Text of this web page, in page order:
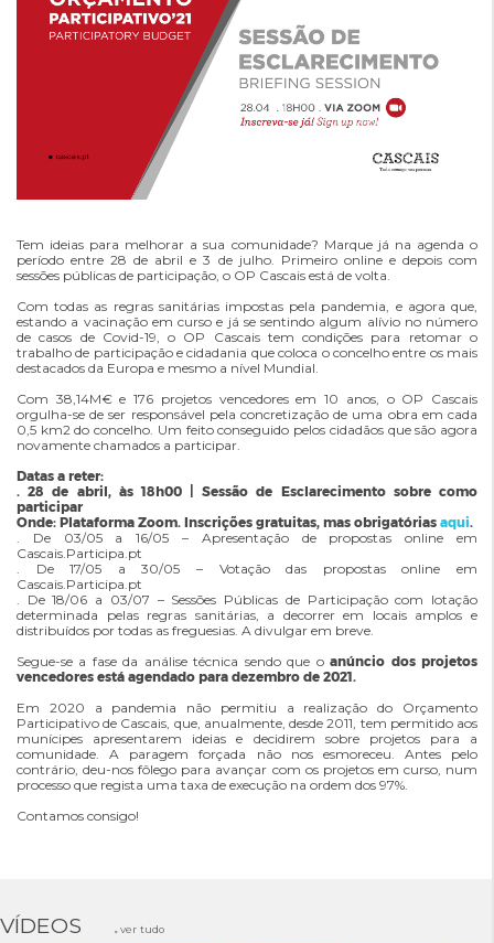
Planeamento Estratégico
Cascais Próxima
Governação
Sociedade & Educação
Jornal C
VIVER
TEMPOS LIVRES
INVESTIR EM CASCAIS
SERVIÇOS
Tem ideias para melhorar a sua comunidade? Marque já na agenda o
período entre 28 de abril e 3 de julho. Primeiro online e depois com
sessões públicas de participação, o OP Cascais está de volta.
Com todas as regras sanitárias impostas pela pandemia, e agora que,
estando a vacinação em curso e já se sentindo algum alívio no número
de casos de Covid-19, o OP Cascais tem condições para retomar o
trabalho de participação e cidadania que coloca o concelho entre os mais
destacados da Europa e mesmo a nível Mundial.
Com 38,14M€ e 176 projetos vencedores em 10 anos, o OP Cascais
orgulha-se de ser responsável pela concretização de uma obra em cada
0,5 km2 do concelho. Um feito conseguido pelos cidadãos que são agora
novamente chamados a participar.
Datas a reter:
. 28 de abril, às 18h00 | Sessão de Esclarecimento sobre como
participar
Onde: Plataforma Zoom. Inscrições gratuitas, mas obrigatórias aqui.
. De 03/05 a 16/05 – Apresentação de propostas online em
Cascais.Participa.pt
. De 17/05 a 30/05 – Votação das propostas online em
Cascais.Participa.pt
. De 18/06 a 03/07 – Sessões Públicas de Participação com lotação
determinada pelas regras sanitárias, a decorrer em locais amplos e
distribuídos por todas as freguesias. A divulgar em breve.
Segue-se a fase da análise técnica sendo que o anúncio dos projetos
vencedores está agendado para dezembro de 2021.
Em 2020 a pandemia não permitiu a realização do Orçamento
Participativo de Cascais, que, anualmente, desde 2011, tem permitido aos
munícipes apresentarem ideias e decidirem sobre projetos para a
comunidade. A paragem forçada não nos esmoreceu. Antes pelo
contrário, deu-nos fôlego para avançar com os projetos em curso, num
processo que regista uma taxa de execução na ordem dos 97%.
Contamos consigo!
VÍDEOS ver tudo